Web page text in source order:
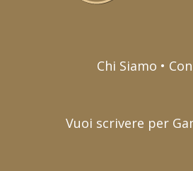
Chi Siamo •
Vuoi scrivere per